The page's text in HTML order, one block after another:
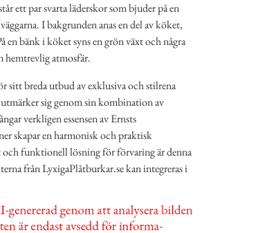
ett par svarta läderskor som bjuder på en
I bakgrunden anas en del av köket,
bänk i köket syns en grön växt och några
hemtrevlig atmosfär.
sitt breda utbud av exklusiva och stilrena
sig genom sin kombination av
verkligen essensen av Ernsts
skapar en harmonisk och praktisk
och funktionell lösning för förvaring är denna
från LyxigaPlåtburkar.se kan integreras i